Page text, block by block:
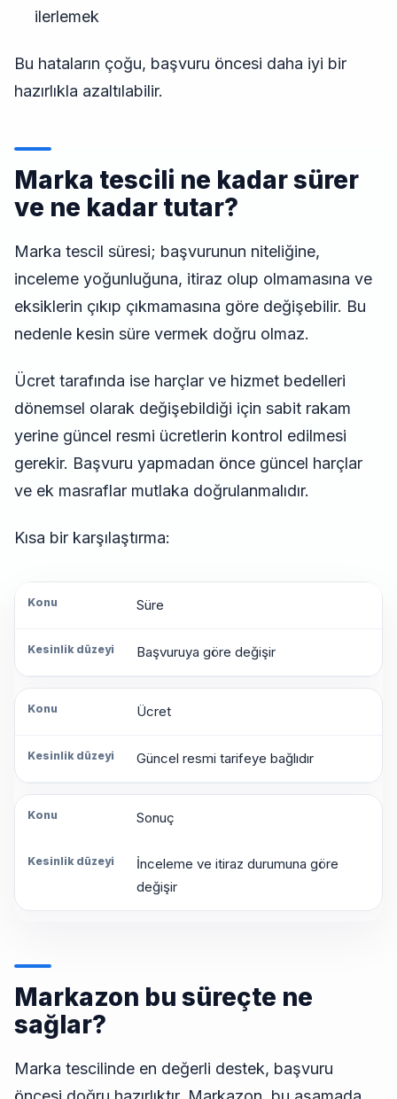
ilerlemek
Bu hataların çoğu, başvuru öncesi daha iyi bir
hazırlıkla azaltılabilir.
Marka tescili ne kadar sürer
ve ne kadar tutar?
Marka tescil süresi; başvurunun niteliğine,
inceleme yoğunluğuna, itiraz olup olmamasına ve
eksiklerin çıkıp çıkmamasına göre değişebilir. Bu
nedenle kesin süre vermek doğru olmaz.
Ücret tarafında ise harçlar ve hizmet bedelleri
dönemsel olarak değişebildiği için sabit rakam
yerine güncel resmi ücretlerin kontrol edilmesi
gerekir. Başvuru yapmadan önce güncel harçlar
ve ek masraflar mutlaka doğrulanmalıdır.
Kısa bir karşılaştırma:
Konu
Kesinlik
Süre
Başvuruya göre değişir
Ücret
Güncel resmi tarifeye bağlıdır
Sonuç
İnceleme ve itiraz durumuna göre
değişir
Markazon bu süreçte ne
sağlar?
Marka tescilinde en değerli destek, başvuru